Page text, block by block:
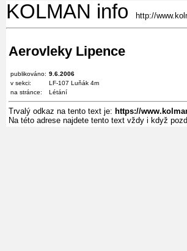
KOLMAN info http://
Aerovleky Lipence
publikováno: 9.6.2006
v sekci:
LF-107 Luňák 4m
na stránce:
Létání
Trvalý odkaz na tento text je: https://
Na této adrese najdete tento text vždy i když